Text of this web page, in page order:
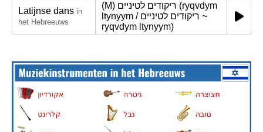
Latijnse dans in
het Hebreeuws
(M) ריקודים לטיניים (ryqvdym
ltynyym / ריקודים לטיניים ~
ryqvdym ltynyym)